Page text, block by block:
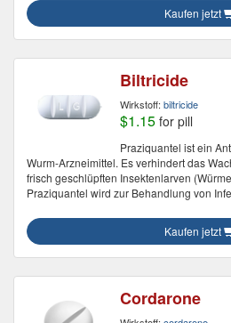
Kaufen jetzt
Biltricide
Wirkstoff: biltricide
$1.15 for pill
Praziquantel ist ein
Wurm-Arzneimittel. Es verhindert das
frisch geschlüpften Insektenlarven
Praziquantel wird zur Behandlung von
Kaufen jetzt
Cordarone